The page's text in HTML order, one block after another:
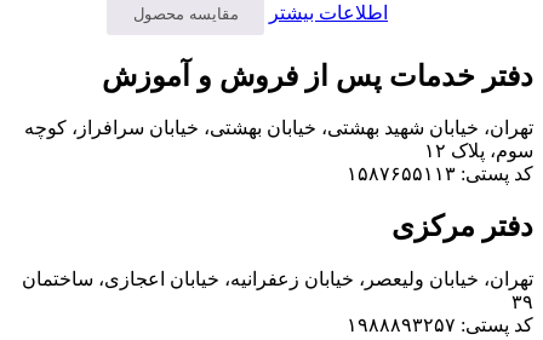
اطلاعات بیشتر مقایسه محصول
دفتر خدمات پس از فروش و آموزش
تهران، خیابان شهید بهشتی، خیابان بهشتی، خیابان سرافراز، کوچه
سوم، پلاک ۱۲
کد پستی: ۱۵۸۷۶۵۵۱۱۳
دفتر مرکزی
تهران، خیابان ولیعصر، خیابان زعفرانیه، خیابان اعجازی، ساختمان
۳۹
کد پستی: ۱۹۸۸۸۹۳۲۵۷